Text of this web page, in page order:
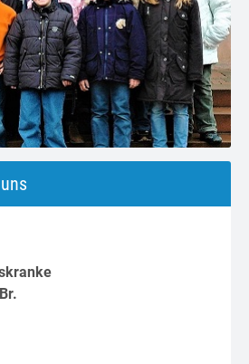
plugins/oxygen/component-
classes/code-
: eval()'d code